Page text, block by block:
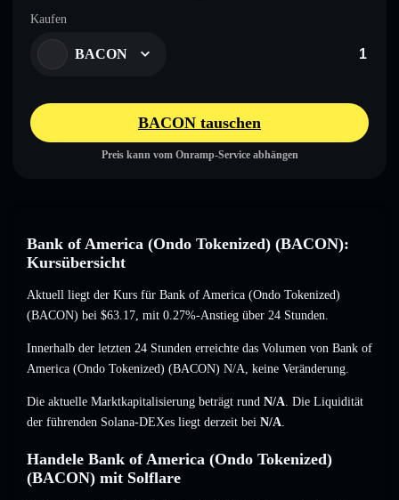
Kaufen
BACON
BACON tauschen
Preis kann vom Onramp-Service abhängen
Bank of America (Ondo Tokenized) (BACON):
Kursübersicht
Aktuell liegt der Kurs für Bank of America (Ondo Tokenized)
(BACON) bei $63.17, mit 0.27%-Anstieg über 24 Stunden.
Innerhalb der letzten 24 Stunden erreichte das Volumen von Bank of
America (Ondo Tokenized) (BACON) N/A, keine Veränderung.
Die aktuelle Marktkapitalisierung beträgt rund N/A. Die Liquidität
der führenden Solana-DEXes liegt derzeit bei N/A.
Handele Bank of America (Ondo Tokenized)
(BACON) mit Solflare